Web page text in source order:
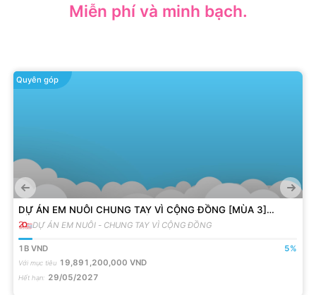
Miễn phí và minh bạch.
Quyên góp
DỰ ÁN EM NUÔI CHUNG TAY VÌ CỘNG ĐỒNG [MÙA 3]
ĐỒNG HÀNH VỚI 200 EM MỒ CÔI
DỰ ÁN EM NUÔI - CHUNG TAY VÌ CỘNG ĐỒNG
1B VND 5%
Với mục tiêu 19,891,200,000 VND
Hết hạn: 29/05/2027